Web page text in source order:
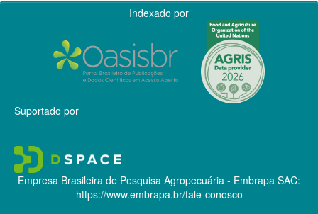
Indexado por
Suportado por
Empresa Brasileira de Pesquisa Agropecuária - Embrapa SAC:
https://www.embrapa.br/fale-conosco